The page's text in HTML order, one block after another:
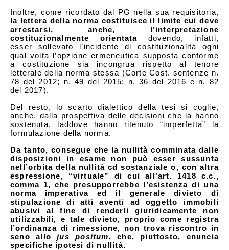
Inoltre, come ricordato dal PG nella sua requisitoria,
la lettera della norma costituisce il limite cui deve
arrestarsi, anche, l’interpretazione
costituzionalmente orientata dovendo, infatti,
esser sollevato l’incidente di costituzionalità ogni
qual volta l’opzione ermeneutica supposta conforme
a costituzione sia incongrua rispetto al tenore
letterale della norma stessa (Corte Cost. sentenze n.
78 del 2012; n. 49 del 2015; n. 36 del 2016 e n. 82
del 2017).
Del resto, lo scarto dialettico della tesi si coglie,
anche, dalla prospettiva delle decisioni che la hanno
sostenuta, laddove hanno ritenuto “imperfetta” la
formulazione della norma.
Da tanto, consegue che la nullità comminata dalle
disposizioni in esame non può esser sussunta
nell’orbita della nullità cd sostanziale o, con altra
espressione, “virtuale” di cui all’art. 1418 c.c.,
comma 1, che presupporrebbe l’esistenza di una
norma imperativa ed il generale divieto di
stipulazione di atti aventi ad oggetto immobili
abusivi al fine di renderli giuridicamente non
utilizzabili, e tale divieto, proprio come registra
l’ordinanza di rimessione, non trova riscontro in
seno allojus positum, che, piuttosto, enuncia
specifiche ipotesi di nullità.